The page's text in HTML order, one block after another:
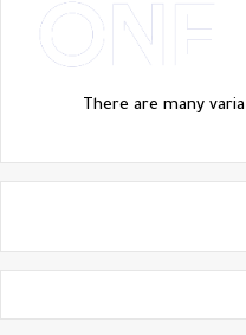
There are many